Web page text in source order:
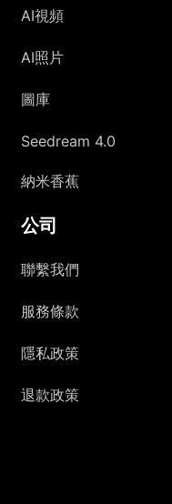
AI視頻
AI照片
圖庫
Seedream 4.0
納米香蕉
公司
聯繫我們
服務條款
隱私政策
退款政策